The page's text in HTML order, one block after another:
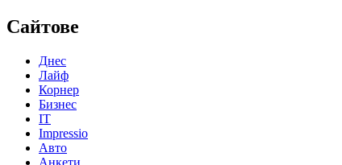
Сайтове
Днес
Лайф
Корнер
Бизнес
IT
Impressio
Авто
Анкети